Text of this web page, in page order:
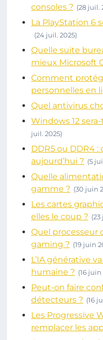
consoles ? (28 juil.
La PlayStation 6
(24 juil. 2025)
Quelle suite
mieux Microsoft
Comment
personnelles en
Quel antivirus
Windows 12
juil. 2025)
DDR5 ou DDR4
aujourd’hui ? (5
Quelle
gamme ? (30 juin
Les cartes
elles le coup ?
Quel processeur
gaming ? (19 juin
L’IA générative
humaine ? (16 juin
Peut-on faire
détecteurs ? (16
Les Progressive
remplacer les